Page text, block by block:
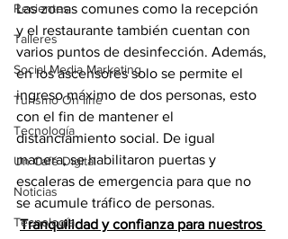
Recientes
Talleres
Social Media Marketing
Turismo On line
Tecnología
Un Café Digital
Noticias
Tecnología
Las zonas comunes como la recepción
y el restaurante también cuentan con
varios puntos de desinfección. Además,
en los ascensores solo se permite el
ingreso máximo de dos personas, esto
con el fin de mantener el
distanciamiento social. De igual
manera, se habilitaron puertas y
escaleras de emergencia para que no
se acumule tráfico de personas.
Tranquilidad y confianza para nuestros